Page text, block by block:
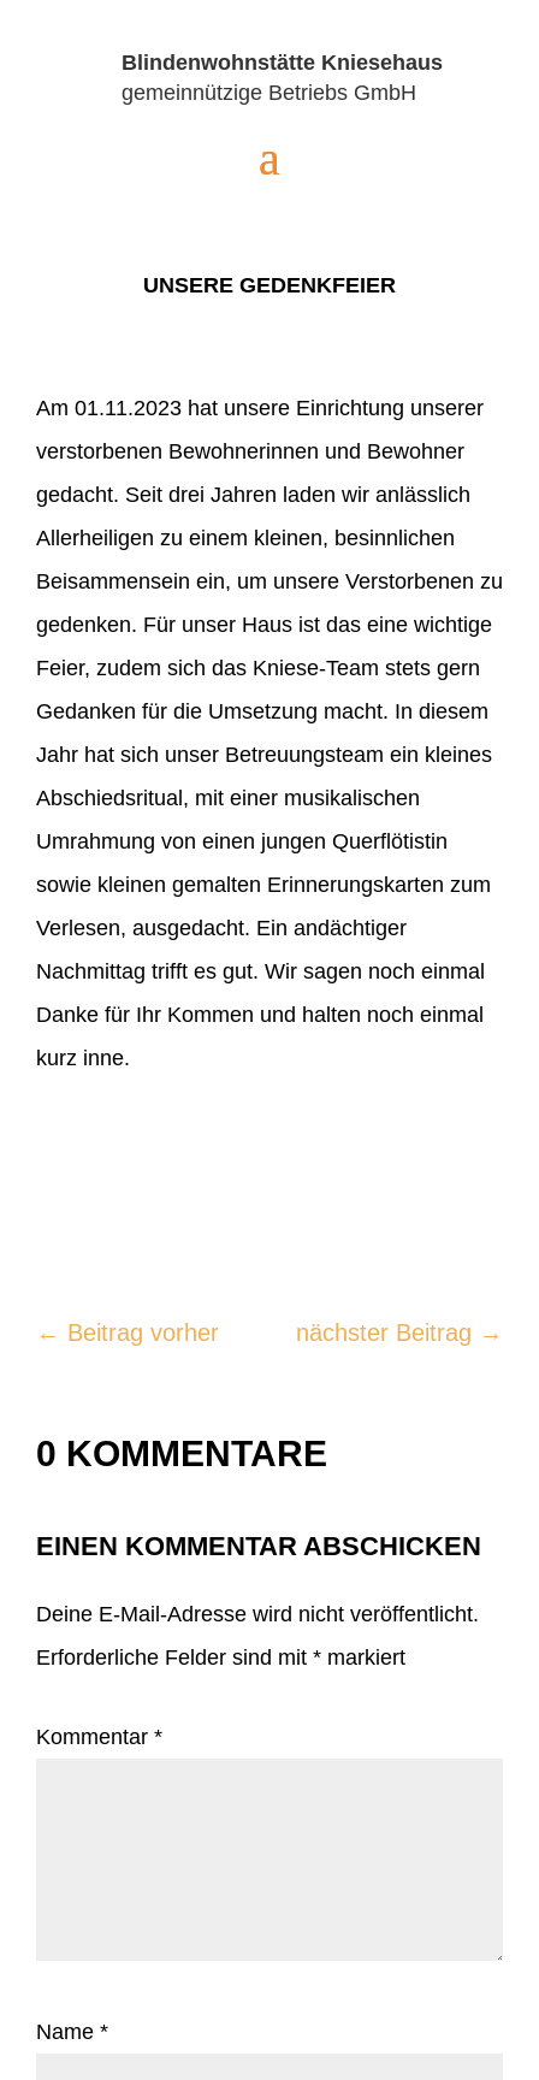
Blindenwohnstätte Kniesehaus
gemeinnützige Betriebs GmbH
UNSERE GEDENKFEIER
Am 01.11.2023 hat unsere Einrichtung unserer
verstorbenen Bewohnerinnen und Bewohner
gedacht. Seit drei Jahren laden wir anlässlich
Allerheiligen zu einem kleinen, besinnlichen
Beisammensein ein, um unsere Verstorbenen zu
gedenken. Für unser Haus ist das eine wichtige
Feier, zudem sich das Kniese-Team stets gern
Gedanken für die Umsetzung macht. In diesem
Jahr hat sich unser Betreuungsteam ein kleines
Abschiedsritual, mit einer musikalischen
Umrahmung von einen jungen Querflötistin
sowie kleinen gemalten Erinnerungskarten zum
Verlesen, ausgedacht. Ein andächtiger
Nachmittag trifft es gut. Wir sagen noch einmal
Danke für Ihr Kommen und halten noch einmal
kurz inne.
← Beitrag vorher nächster Beitrag →
0 KOMMENTARE
EINEN KOMMENTAR ABSCHICKEN
Deine E-Mail-Adresse wird nicht veröffentlicht.
Erforderliche Felder sind mit * markiert
Kommentar *
Name *